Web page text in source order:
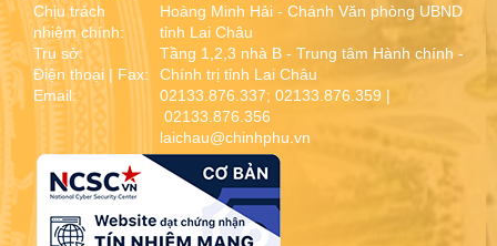
Chịu trách
nhiệm chính:
Trụ sở:
Điện thoại | Fax:
Email:
Hoàng Minh Hải - Chánh Văn phòng UBND
tỉnh Lai Châu
Tầng 1,2,3 nhà B - Trung tâm Hành chính -
Chính trị tỉnh Lai Châu
02133.876.337; 02133.876.359 |
02133.876.356
laichau@chinhphu.vn